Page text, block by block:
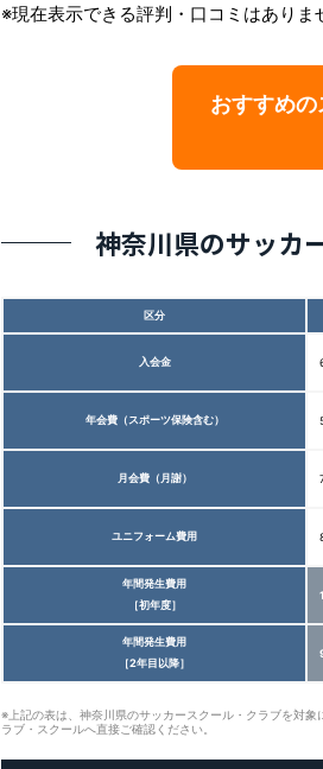
※現在表示できる評判・口コミはありま
おすすめ
神奈川県のサッカ
区分
入会金
年会費（スポーツ保険含む）
月会費（月謝）
ユニフォーム費用
年間発生費用
［初年度］
年間発生費用
［2年目以降］
※上記の表は、神奈川県のサッカースクール・クラブを対
ラブ・スクールへ直接ご確認ください。